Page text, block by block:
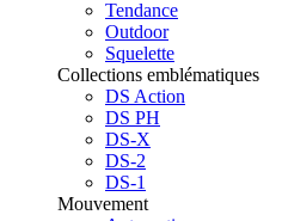
Tendance
Outdoor
Squelette
Collections emblématiques
DS Action
DS PH
DS-X
DS-2
DS-1
Mouvement